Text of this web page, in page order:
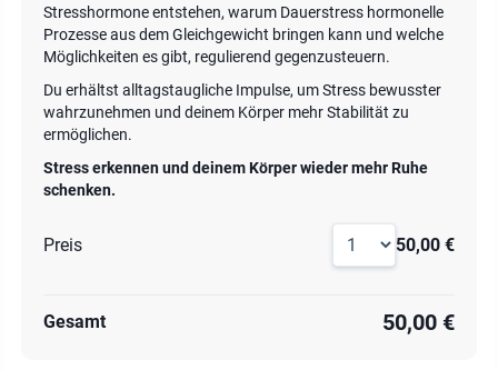
Stresshormone entstehen, warum Dauerstress hormonelle
Prozesse aus dem Gleichgewicht bringen kann und welche
Möglichkeiten es gibt, regulierend gegenzusteuern.
Du erhältst alltagstaugliche Impulse, um Stress bewusster
wahrzunehmen und deinem Körper mehr Stabilität zu
ermöglichen.
Stress erkennen und deinem Körper wieder mehr Ruhe
schenken.
Preis 50,00 €
Gesamt 50,00 €